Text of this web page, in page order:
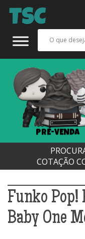
PRÉ-VENDA
COTAÇÃO
Funko Pop!
Baby One